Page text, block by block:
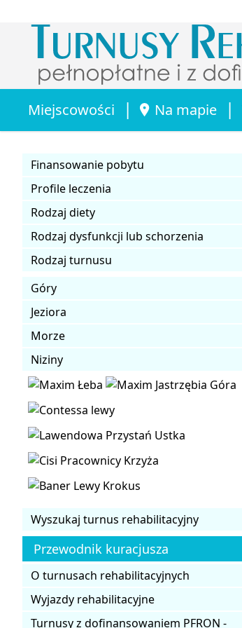
Miejscowości | Na mapie |
Finansowanie pobytu
Profile leczenia
Rodzaj diety
Rodzaj dysfunkcji lub schorzenia
Rodzaj turnusu
Góry
Jeziora
Morze
Niziny
Wyszukaj turnus rehabilitacyjny
Przewodnik kuracjusza
O turnusach rehabilitacyjnych
Wyjazdy rehabilitacyjne
Turnusy z dofinansowaniem PFRON -